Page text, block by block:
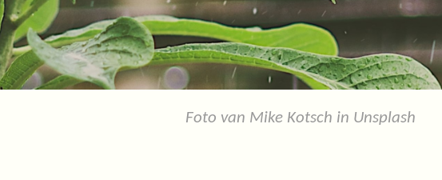
Foto van Mike Kotsch in Unsplash